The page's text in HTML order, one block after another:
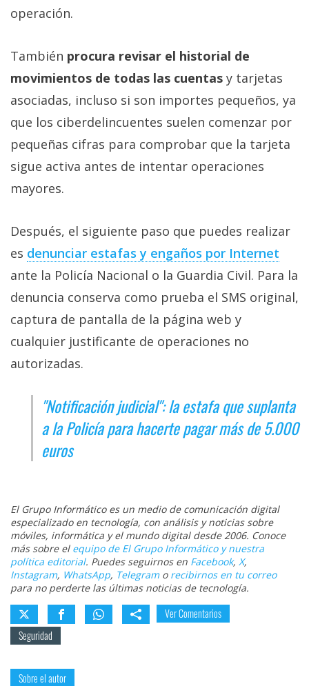
operación.
También procura revisar el historial de
movimientos de todas las cuentas y tarjetas
asociadas, incluso si son importes pequeños, ya
que los ciberdelincuentes suelen comenzar por
pequeñas cifras para comprobar que la tarjeta
sigue activa antes de intentar operaciones
mayores.
Después, el siguiente paso que puedes realizar
es denunciar estafas y engaños por Internet‎
ante la Policía Nacional o la Guardia Civil. Para la
denuncia conserva como prueba el SMS original,
captura de pantalla de la página web y
cualquier justificante de operaciones no
autorizadas.
"Notificación judicial": la estafa que suplanta
a la Policía para hacerte pagar más de 5.000
euros
El Grupo Informático es un medio de comunicación digital
especializado en tecnología, con análisis y noticias sobre
móviles, informática y el mundo digital desde 2006. Conoce
más sobre el equipo de El Grupo Informático y nuestra
política editorial. Puedes seguirnos en Facebook, X,
Instagram, WhatsApp, Telegramo recibirnos en tu correo
para no perderte las últimas noticias de tecnología.
Ver Comentarios
Seguridad
Sobre el autor